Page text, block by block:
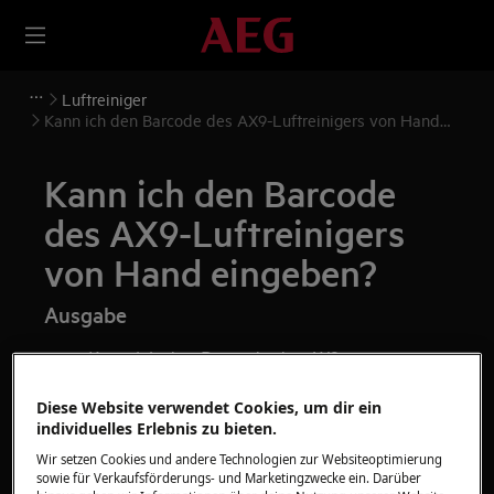
Luftreiniger
Kann ich den Barcode des AX9-Luftreinigers von Hand
Kann ich den Barcode
des AX9-Luftreinigers
von Hand eingeben?
Ausgabe
Kann ich den Barcode des AX9-
Kann ich den Barcode des AX9-
Luftreinigers manuell eingeben?
Diese Website verwendet Cookies, um dir ein
individuelles Erlebnis zu bieten.
Wir setzen Cookies und andere Technologien zur Websiteoptimierung
sowie für Verkaufsförderungs- und Marketingzwecke ein. Darüber